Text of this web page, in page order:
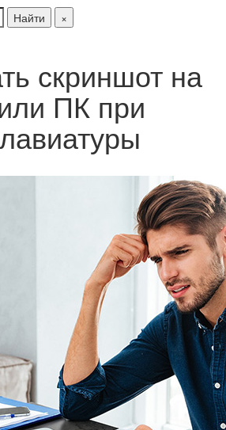
Найти
×
скриншот на
ПК при